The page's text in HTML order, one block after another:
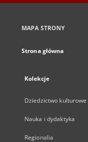
MAPA STRONY
Strona główna
Kolekcje
Dziedzictwo kulturowe
Nauka i dydaktyka
Regionalia